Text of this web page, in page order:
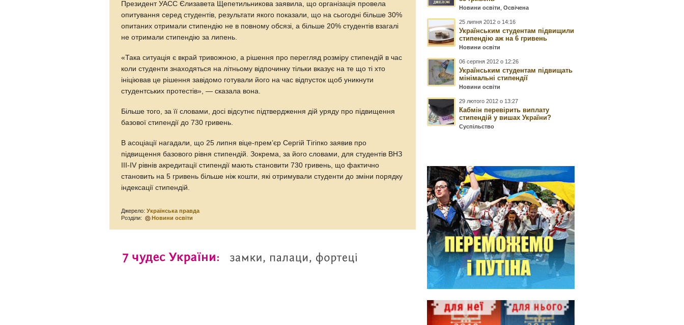
Президент УАСС Єлизавета Щепетильникова заявила, що організація провела
опитування серед студентів, результати якого показали, що на сьогодні більше 30%
опитаних отримали стипендію не в повному обсязі, а більше 20% студентів взагалі
не отримали стипендію за липень.
«Така ситуація є вкрай тривожною, а рішення про перегляд розміру стипендій в час
коли студенти знаходяться на літньому відпочинку тільки вказує на те що ті хто
ініціював це рішення завідомо готували його на час відпусток щоб уникнути
студентських протестів», — сказала вона.
Більше того, за її словами, досі відсутнє підтвердження дій уряду про підвищення
базової стипендії до 730 гривень.
В асоціації нагадали, що 25 липня віце-прем’єр Сергій Тігіпко заявив про
підвищення базового рівня стипендій. Зокрема, за його словами, для студентів ВНЗ
ІІІ-ІV рівнів акредитації стипендії мають становити 730 гривень, що фактично
становить на 5 гривень більше ніж кошти, які отримували студенти до зміни порядку
індексації стипендій.
Джерело:Українська правда
Розділи:
Новини освіти
Новини освіти ,Освічена
25 липня 2012 о 14:16
Українським студентам підвищили
стипендію аж на 6 гривень
Новини освіти
06 серпня 2012 о 12:26
Українським студентам підвищать
мінімальні стипендії
Новини освіти
29 лютого 2012 о 13:27
Кабмін перевірить виплату
стипендій у вишах України?
Суспільство